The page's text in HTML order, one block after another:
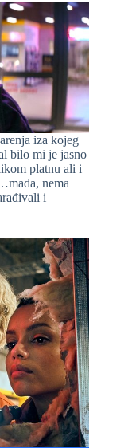
iza kojeg
bilo mi je jasno
platnu ali i
nema
i